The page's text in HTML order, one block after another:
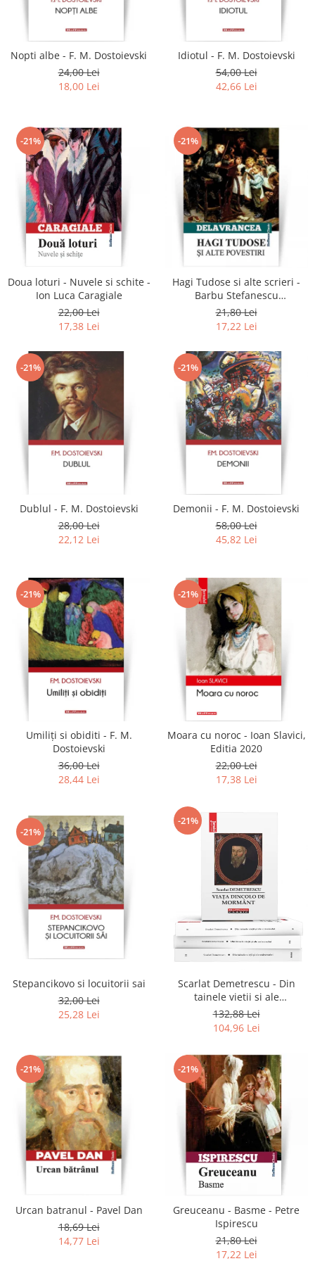
Literatura
Contemporana
Non-fictiune
Calatorii
Memorii
Publicistica / Reportaje / Interviuri
Stiinte umaniste
Istorie
Sociologie si filozofie
Nopti albe - F. M. Dostoievski
24,00 Lei
18,00 Lei
Idiotul - F. M. Dostoievski
54,00 Lei
42,66 Lei
-21%
Doua loturi - Nuvele si schite -
Ion Luca Caragiale
22,00 Lei
17,38 Lei
-21%
Hagi Tudose si alte scrieri -
Barbu Stefanescu
Delavrancea
21,80 Lei
17,22 Lei
-21%
Dublul - F. M. Dostoievski
28,00 Lei
22,12 Lei
-21%
Demonii - F. M. Dostoievski
58,00 Lei
45,82 Lei
-21%
Umiliți si obiditi - F. M.
Dostoievski
36,00 Lei
28,44 Lei
-21%
Moara cu noroc - Ioan Slavici,
Editia 2020
22,00 Lei
17,38 Lei
-21%
Stepancikovo si locuitorii sai
32,00 Lei
25,28 Lei
-21%
Scarlat Demetrescu - Din
tainele vietii si ale
universului, Volumele I-III +
Viata dincolo de mormant
132,88 Lei
104,96 Lei
-21%
Urcan batranul - Pavel Dan
18,69 Lei
14,77 Lei
-21%
Greuceanu - Basme - Petre
Ispirescu
21,80 Lei
17,22 Lei